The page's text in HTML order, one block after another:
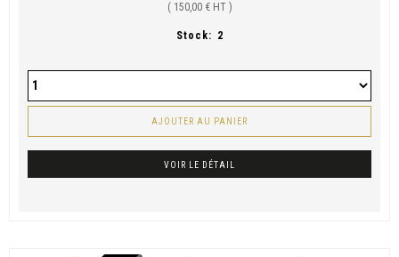
( 150,00 € HT )
Stock: 2
AJOUTER AU PANIER
VOIR LE DÉTAIL